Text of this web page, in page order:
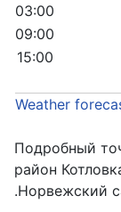
03:00
09:00
15:00
Weather
Подробный
район
.Норвежский